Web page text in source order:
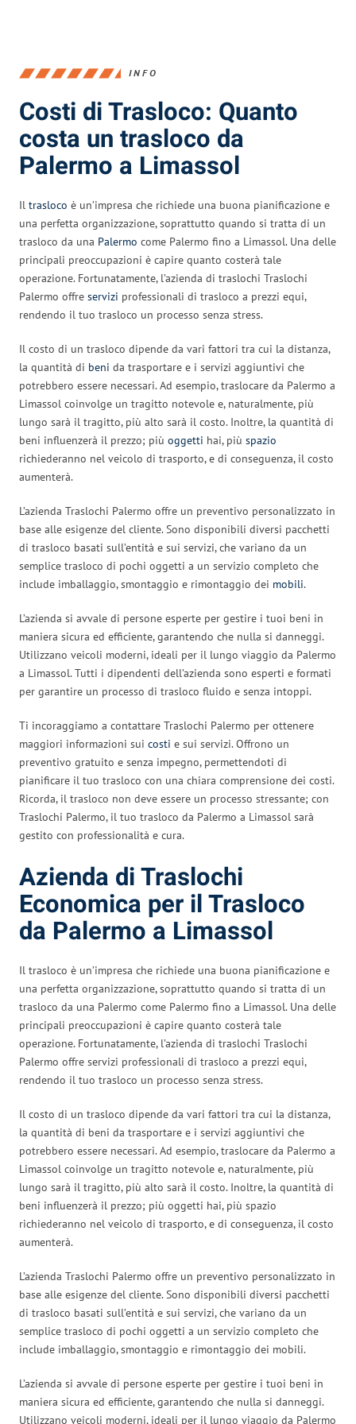
INFO
Costi di Trasloco: Quanto
costa un trasloco da
Palermo a Limassol
Il trasloco è un’impresa che richiede una buona pianificazione e
una perfetta organizzazione, soprattutto quando si tratta di un
trasloco da una Palermo come Palermo fino a Limassol. Una delle
principali preoccupazioni è capire quanto costerà tale
operazione. Fortunatamente, l’azienda di traslochi Traslochi
Palermo offre servizi professionali di trasloco a prezzi equi,
rendendo il tuo trasloco un processo senza stress.
Il costo di un trasloco dipende da vari fattori tra cui la distanza,
la quantità di beni da trasportare e i servizi aggiuntivi che
potrebbero essere necessari. Ad esempio, traslocare da Palermo a
Limassol coinvolge un tragitto notevole e, naturalmente, più
lungo sarà il tragitto, più alto sarà il costo. Inoltre, la quantità di
beni influenzerà il prezzo; più oggetti hai, più spazio
richiederanno nel veicolo di trasporto, e di conseguenza, il costo
aumenterà.
L’azienda Traslochi Palermo offre un preventivo personalizzato in
base alle esigenze del cliente. Sono disponibili diversi pacchetti
di trasloco basati sull’entità e sui servizi, che variano da un
semplice trasloco di pochi oggetti a un servizio completo che
include imballaggio, smontaggio e rimontaggio dei mobili.
L’azienda si avvale di persone esperte per gestire i tuoi beni in
maniera sicura ed efficiente, garantendo che nulla si danneggi.
Utilizzano veicoli moderni, ideali per il lungo viaggio da Palermo
a Limassol. Tutti i dipendenti dell’azienda sono esperti e formati
per garantire un processo di trasloco fluido e senza intoppi.
Ti incoraggiamo a contattare Traslochi Palermo per ottenere
maggiori informazioni sui costi e sui servizi. Offrono un
preventivo gratuito e senza impegno, permettendoti di
pianificare il tuo trasloco con una chiara comprensione dei costi.
Ricorda, il trasloco non deve essere un processo stressante; con
Traslochi Palermo, il tuo trasloco da Palermo a Limassol sarà
gestito con professionalità e cura.
Azienda di Traslochi
Economica per il Trasloco
da Palermo a Limassol
Il trasloco è un’impresa che richiede una buona pianificazione e
una perfetta organizzazione, soprattutto quando si tratta di un
trasloco da una Palermo come Palermo fino a Limassol. Una delle
principali preoccupazioni è capire quanto costerà tale
operazione. Fortunatamente, l’azienda di traslochi Traslochi
Palermo offre servizi professionali di trasloco a prezzi equi,
rendendo il tuo trasloco un processo senza stress.
Il costo di un trasloco dipende da vari fattori tra cui la distanza,
la quantità di beni da trasportare e i servizi aggiuntivi che
potrebbero essere necessari. Ad esempio, traslocare da Palermo a
Limassol coinvolge un tragitto notevole e, naturalmente, più
lungo sarà il tragitto, più alto sarà il costo. Inoltre, la quantità di
beni influenzerà il prezzo; più oggetti hai, più spazio
richiederanno nel veicolo di trasporto, e di conseguenza, il costo
aumenterà.
L’azienda Traslochi Palermo offre un preventivo personalizzato in
base alle esigenze del cliente. Sono disponibili diversi pacchetti
di trasloco basati sull’entità e sui servizi, che variano da un
semplice trasloco di pochi oggetti a un servizio completo che
include imballaggio, smontaggio e rimontaggio dei mobili.
L’azienda si avvale di persone esperte per gestire i tuoi beni in
maniera sicura ed efficiente, garantendo che nulla si danneggi.
Utilizzano veicoli moderni, ideali per il lungo viaggio da Palermo